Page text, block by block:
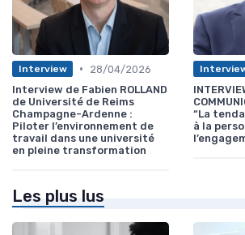
Interview •
28/04/2026
Interview de Fabien ROLLAND
de Université de Reims
Champagne-Ardenne :
Piloter l’environnement de
travail dans une université
en pleine transformation
“La
à la
Les plus lus